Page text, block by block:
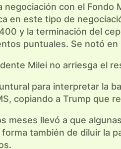
negociación con el
en este tipo de
y la terminación del
puntuales. Se notó
Milei no arriesga el
para interpretar la
copiando a Trump que
meses llevó a que
también de diluir la